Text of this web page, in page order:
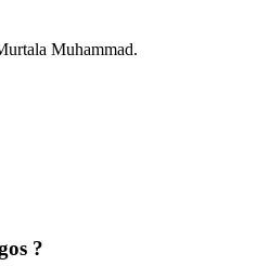
Muhammad.
?